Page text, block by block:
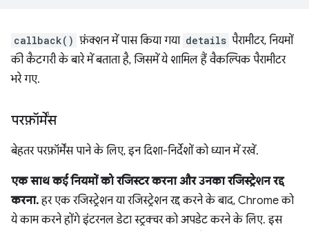
callback() फ़ंक्शन में पास किया गया details पैरामीटर, नियमों
की कैटगरी के बारे में बताता है, जिसमें ये शामिल हैं वैकल्पिक पैरामीटर
भरे गए.
परफ़ॉर्मेंस
बेहतर परफ़ॉर्मेंस पाने के लिए, इन दिशा-निर्देशों को ध्यान में रखें.
एक साथ कई नियमों को रजिस्टर करना और उनका रजिस्ट्रेशन रद्द
करना.हर एक रजिस्ट्रेशन या रजिस्ट्रेशन रद्द करने के बाद, Chrome को
ये काम करने होंगे इंटरनल डेटा स्ट्रक्चर को अपडेट करने के लिए. इस